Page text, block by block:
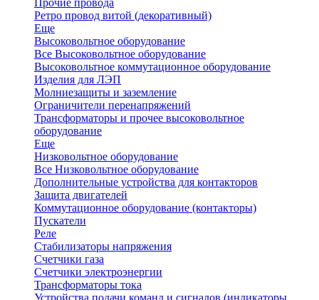
Прочие провода
Ретро провод витой (декоративный)
Еще
Высоковольтное оборудование
Все Высоковольтное оборудование
Высоковольтное коммутационное оборудование
Изделия для ЛЭП
Молниезащиты и заземление
Ограничители перенапряжений
Трансформаторы и прочее высоковольтное
оборудование
Еще
Низковольтное оборудование
Все Низковольтное оборудование
Дополнительные устройства для контакторов
Защита двигателей
Коммутационное оборудование (контакторы)
Пускатели
Реле
Стабилизаторы напряжения
Счетчики газа
Счетчики электроэнергии
Трансформаторы тока
Устройства подачи команд и сигналов (индикаторы,